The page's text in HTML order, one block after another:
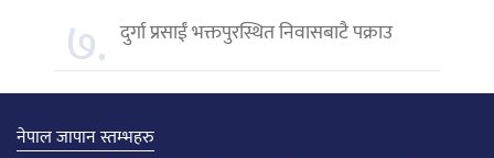
७. दुर्गा प्रसाईं भक्तपुरस्थित निवासबाटै पक्राउ
नेपाल जापान स्तम्भहरु